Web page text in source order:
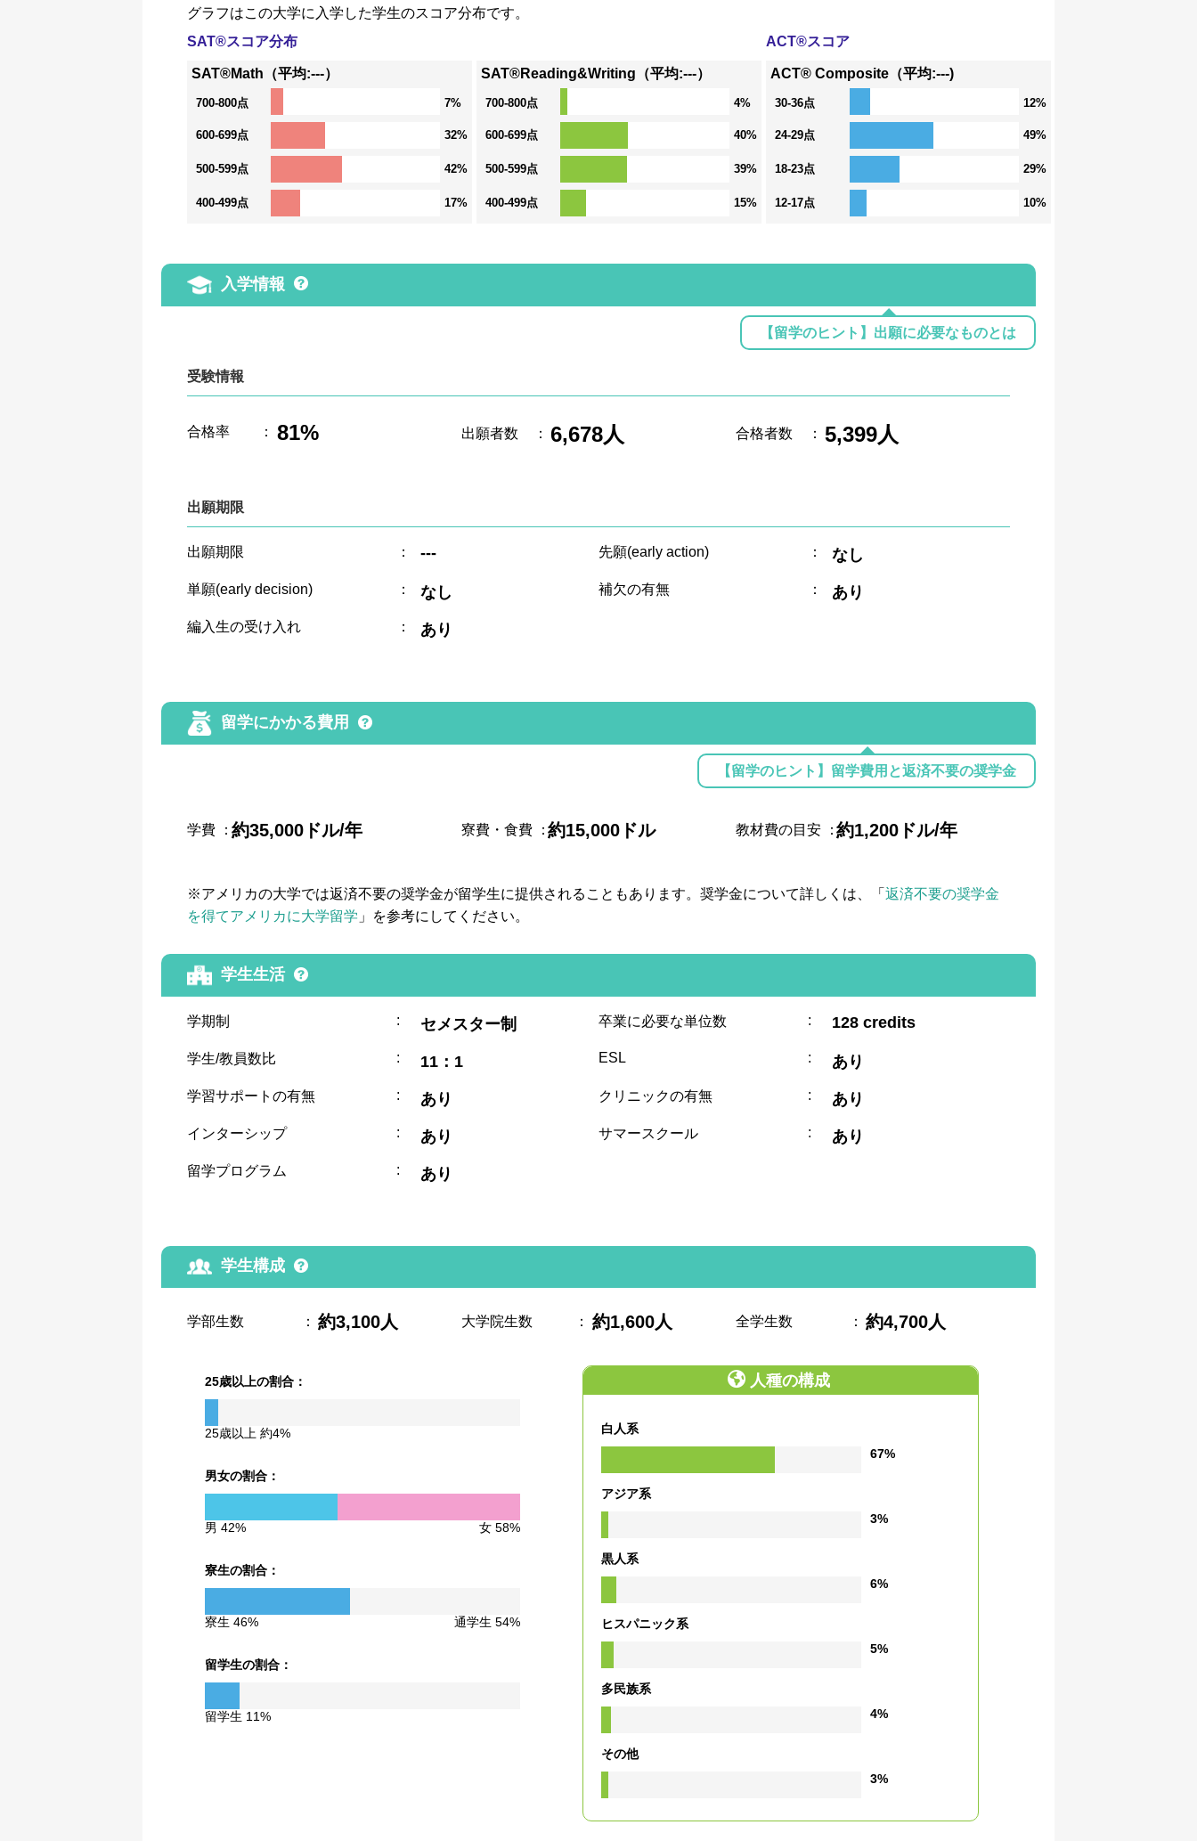
グラフはこの大学に入学した学生のスコア分布です。
SAT®スコア分布
SAT®Math（平均:---）
700-800点 7%
600-699点 32%
500-599点 42%
400-499点 17%
SAT®Reading&Writing（平均:---）
700-800点 4%
600-699点 40%
500-599点 39%
400-499点 15%
ACT®スコア
ACT® Composite（平均:---)
30-36点 12%
24-29点 49%
18-23点 29%
12-17点 10%
入学情報
【留学のヒント】出願に必要なものとは
受験情報
合格率 ： 81% 出願者数 ： 6,678人 合格者数 ： 5,399人
出願期限
出願期限 ： --- 先願(early action) ： なし
単願(early decision) ： なし 補欠の有無 ： あり
編入生の受け入れ ： あり
留学にかかる費用
【留学のヒント】留学費用と返済不要の奨学金
学費 ：約35,000ドル/年 寮費・食費 ：約15,000ドル 教材費の目安 ：約1,200ドル/年
※アメリカの大学では返済不要の奨学金が留学生に提供されることもあります。奨学金について詳しくは、「返済不要の奨学金
を得てアメリカに大学留学 」を参考にしてください。
学生生活
学期制 : セメスター制 卒業に必要な単位数 : 128 credits
学生/教員数比 : 11：1 ESL : あり
学習サポートの有無 : あり クリニックの有無 : あり
インターシップ : あり サマースクール : あり
留学プログラム : あり
学生構成
学部生数 ： 約3,100人 大学院生数 ： 約1,600人 全学生数 ： 約4,700人
25歳以上の割合：
25歳以上 約4%
男女の割合：
男 42% 女 58%
寮生の割合：
寮生 46% 通学生 54%
留学生の割合：
留学生 11%
人種の構成
白人系
67%
アジア系
3%
黒人系
6%
ヒスパニック系
5%
多民族系
4%
その他
3%